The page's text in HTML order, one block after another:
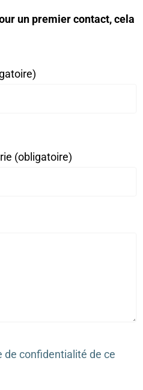
un premier contact, cela
(obligatoire)
de confidentialité de ce